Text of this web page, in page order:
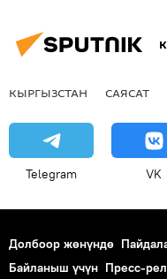
КЫРГЫЗСТАН САЯСАТ
Telegram VK
Долбоор жөнүндө
Байланыш үчүн Пресс-